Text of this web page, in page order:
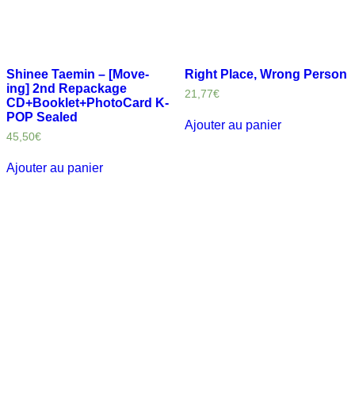
Shinee Taemin – [Move-
ing] 2nd Repackage
CD+Booklet+PhotoCard K-
POP Sealed
45,50€
Ajouter au panier
Right Place, Wrong Person
21,77€
Ajouter au panier